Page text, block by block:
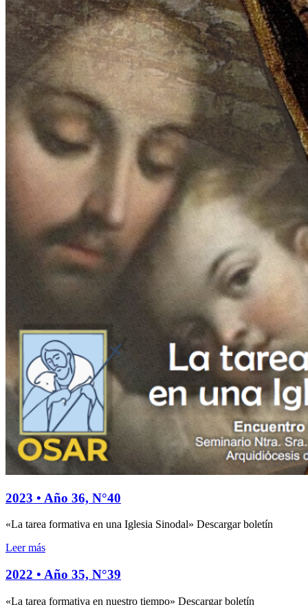
2023 • Año 36, N°40
«La tarea formativa en una Iglesia Sinodal» Descargar boletín
Leer más
2022 • Año 35, N°39
«La tarea formativa en nuestro tiempo» Descargar boletín